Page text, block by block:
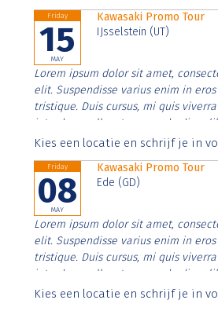
Friday
15
MAY
Kawasaki Promo Tour
IJsselstein (UT)
Lorem ipsum dolor sit amet,
elit. Suspendisse varius enim in
tristique. Duis cursus, mi quis
interdum nulla, ut commodo diam
Aenean faucibus nibh et justo
Kies een locatie en schrijf je in
Friday
08
MAY
Kawasaki Promo Tour
Ede (GD)
Lorem ipsum dolor sit amet,
elit. Suspendisse varius enim in
tristique. Duis cursus, mi quis
interdum nulla, ut commodo diam
Aenean faucibus nibh et justo
Kies een locatie en schrijf je in